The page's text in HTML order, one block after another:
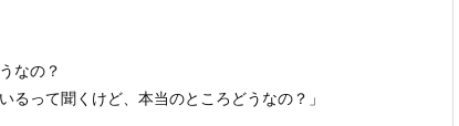
なの？
るって聞くけど、本当のところどうなの？」